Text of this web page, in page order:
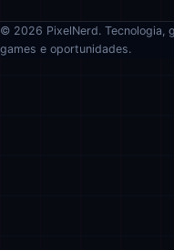
© 2026 PixelNerd. Tecnologia,
games e oportunidades.